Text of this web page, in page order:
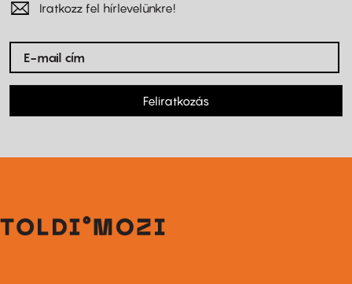
Iratkozz fel hírlevelünkre!
Feliratkozás